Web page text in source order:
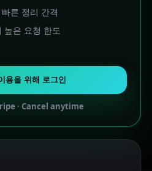
른 정리 간격
높은 요청 한도
용을 위해 로그인
· Cancel anytime